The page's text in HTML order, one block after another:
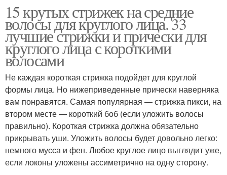
Модные стрижки
лица
Ультракороткая
стрижка
Длина для круглого
лица
Стрижки на круглое
лицо
15 крутых стрижек на средние
волосы для круглого лица. 33
лучшие стрижки и прически для
круглого лица с короткими
волосами
Не каждая короткая стрижка подойдет для круглой
формы лица. Но нижеприведенные прически наверняка
вам понравятся. Самая популярная — стрижка пикси, на
втором месте — короткий боб (если уложить волосы
правильно). Короткая стрижка должна обязательно
прикрывать уши. Уложить волосы будет довольно легко:
немного мусса и фен. Любое круглое лицо выглядит уже,
если локоны уложены ассиметрично на одну сторону.